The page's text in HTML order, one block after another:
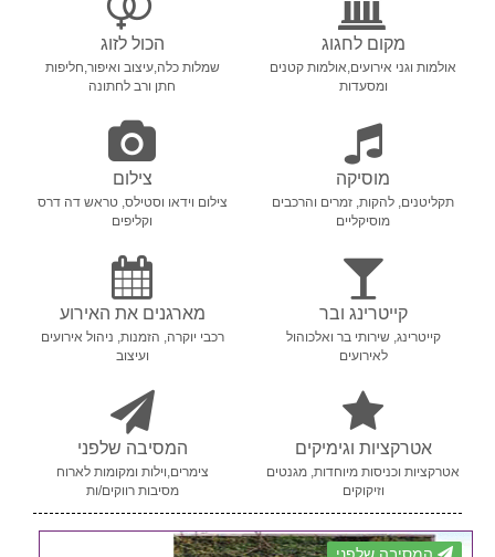
מקום לחגוג
אולמות וגני אירועים,אולמות קטנים
ומסעדות
הכול לזוג
שמלות כלה,עיצוב ואיפור,חליפות
חתן ורב לחתונה
מוסיקה
תקליטנים, להקות, זמרים והרכבים
מוסיקליים
צילום
צילום וידאו וסטילס, טראש דה דרס
וקליפים
קייטרינג ובר
קייטרינג, שירותי בר ואלכוהול
לאירועים
מארגנים את האירוע
רכבי יוקרה, הזמנות, ניהול אירועים
ועיצוב
אטרקציות וגימיקים
אטרקציות וכניסות מיוחדות, מגנטים
וזיקוקים
המסיבה שלפני
צימרים,וילות ומקומות לארוח
מסיבות רווקים/ות